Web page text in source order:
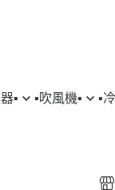
▪︎ ▪︎吹風機▪︎ ▪︎